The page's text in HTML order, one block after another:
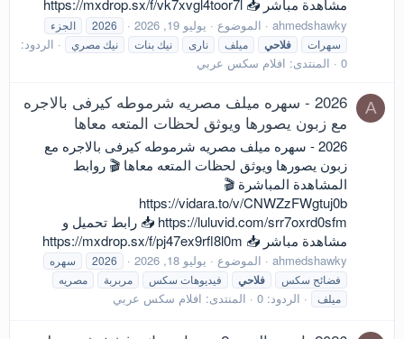
مشاهدة مباشر 📥 https://mxdrop.sx/f/vk7xvgl4toor7l
ahmedshawky الموضوع يوليو 19, 2026 2026
الجزء
سهرات
فلاحي ميلف نارى نيك بنات نيك مصري
الردود:
0
المنتدى: افلام سكس عربي
A
2026 - سهره ميلف مصريه شرموطه كيرفى بالاجره
مع زبون يصورها ويوثق لحظات المتعه معاها
2026 - سهره ميلف مصريه شرموطه كيرفى بالاجره مع
زبون يصورها ويوثق لحظات المتعه معاها 🎬 روابط
المشاهدة المباشرة 🎬
https://vidara.to/v/CNWZzFWgtuj0b
https://luluvid.com/srr7oxrd0sfm 📥 رابط تحميل و
مشاهدة مباشر 📥 https://mxdrop.sx/f/pj47ex9rfl8l0m
ahmedshawky الموضوع يوليو 18, 2026 2026
سهره
فضائح سكس
فلاحي فيديوهات سكس مربربة
مصريه
ميلف
الردود: 0 المنتدى: افلام سكس عربي